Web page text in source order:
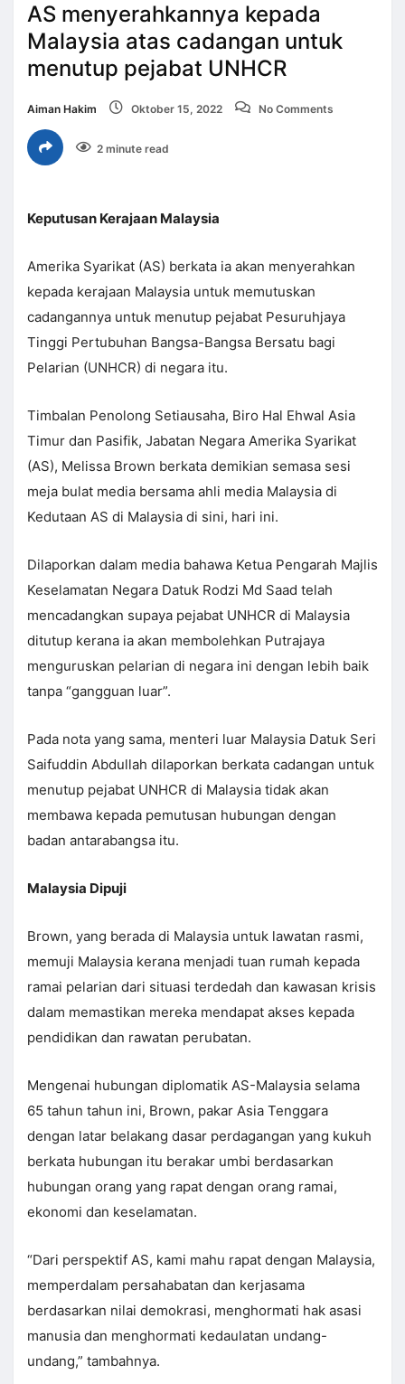
AS menyerahkannya kepada
Malaysia atas cadangan untuk
menutup pejabat UNHCR
Aiman Hakim Oktober 15, 2022 No Comments
2 minute read
Keputusan Kerajaan Malaysia
Amerika Syarikat (AS) berkata ia akan menyerahkan
kepada kerajaan Malaysia untuk memutuskan
cadangannya untuk menutup pejabat Pesuruhjaya
Tinggi Pertubuhan Bangsa-Bangsa Bersatu bagi
Pelarian (UNHCR) di negara itu.
Timbalan Penolong Setiausaha, Biro Hal Ehwal Asia
Timur dan Pasifik, Jabatan Negara Amerika Syarikat
(AS), Melissa Brown berkata demikian semasa sesi
meja bulat media bersama ahli media Malaysia di
Kedutaan AS di Malaysia di sini, hari ini.
Dilaporkan dalam media bahawa Ketua Pengarah Majlis
Keselamatan Negara Datuk Rodzi Md Saad telah
mencadangkan supaya pejabat UNHCR di Malaysia
ditutup kerana ia akan membolehkan Putrajaya
menguruskan pelarian di negara ini dengan lebih baik
tanpa “gangguan luar”.
Pada nota yang sama, menteri luar Malaysia Datuk Seri
Saifuddin Abdullah dilaporkan berkata cadangan untuk
menutup pejabat UNHCR di Malaysia tidak akan
membawa kepada pemutusan hubungan dengan
badan antarabangsa itu.
Malaysia Dipuji
Brown, yang berada di Malaysia untuk lawatan rasmi,
memuji Malaysia kerana menjadi tuan rumah kepada
ramai pelarian dari situasi terdedah dan kawasan krisis
dalam memastikan mereka mendapat akses kepada
pendidikan dan rawatan perubatan.
Mengenai hubungan diplomatik AS-Malaysia selama
65 tahun tahun ini, Brown, pakar Asia Tenggara
dengan latar belakang dasar perdagangan yang kukuh
berkata hubungan itu berakar umbi berdasarkan
hubungan orang yang rapat dengan orang ramai,
ekonomi dan keselamatan.
“Dari perspektif AS, kami mahu rapat dengan Malaysia,
memperdalam persahabatan dan kerjasama
berdasarkan nilai demokrasi, menghormati hak asasi
manusia dan menghormati kedaulatan undang-
undang,” tambahnya.